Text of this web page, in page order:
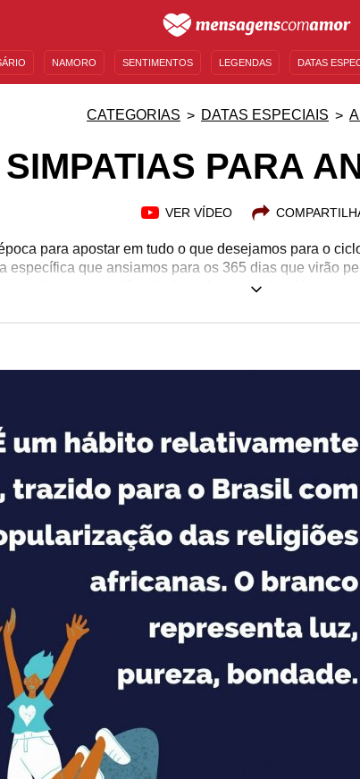
NAMORO SENTIMENTOS LEGENDAS DATAS
CATEGORIAS DATAS ESPECIAIS
SIMPATIAS PARA
VER VÍDEO
para apostar em tudo o que desejamos para o
específica que ansiamos para os 365 dias que virão
com base no significado de cada uma delas, já outras
uma sementinha de romã na carteira para ter
a sua fé em ação nessa virada, conheça as